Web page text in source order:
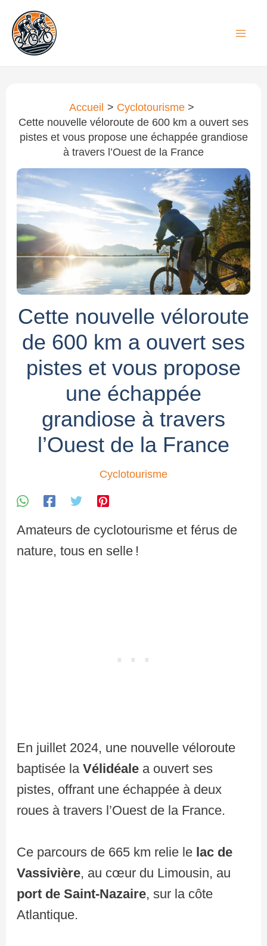
contenu
Accueil
Cyclotourisme
Cette nouvelle véloroute de 600 km a ouvert ses
pistes et vous propose une échappée grandiose
à travers l’Ouest de la France
Cette nouvelle véloroute
de 600 km a ouvert ses
pistes et vous propose
une échappée
grandiose à travers
l’Ouest de la France
Cyclotourisme
Amateurs de cyclotourisme et férus de
nature, tous en selle !
En juillet 2024, une nouvelle véloroute
baptisée laVélidéale a ouvert ses
pistes, offrant une échappée à deux
roues à travers l’Ouest de la France.
Ce parcours de 665 km relie le lac de
Vassivière, au cœur du Limousin, au
port de Saint-Nazaire, sur la côte
Atlantique.